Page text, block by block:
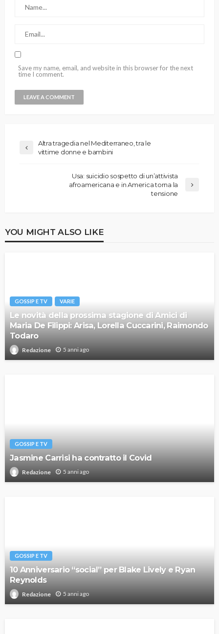
Save my name, email, and website in this browser for the next
time I comment.
Altra tragedia nel Mediterraneo, tra le
vittime donne e bambini
Usa: suicidio sospetto di un’attivista
afroamericana e in America torna la
tensione
YOU MIGHT ALSO LIKE
GOSSIP E TV VARIE
Le novità della prossima stagione di Amici di
Maria De Filippi: Arisa, Lorella Cuccarini, Raimondo
Todaro
Redazione 5 anni ago
GOSSIP E TV
Jasmine Carrisi ha contratto il Covid
Redazione 5 anni ago
GOSSIP E TV
10 Anniversario “social” per Blake Lively e Ryan
Reynolds
Redazione 5 anni ago